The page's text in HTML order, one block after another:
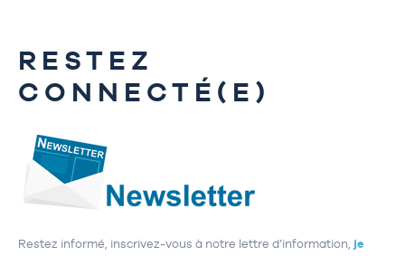
RESTEZ
CONNECTÉ(E)
Restez informé, inscrivez-vous à notre lettre d’information, je